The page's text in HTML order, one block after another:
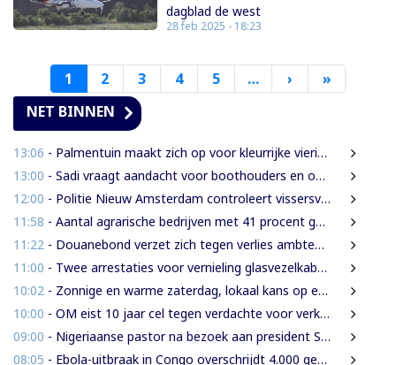
dagblad de west
28 feb 2025 - 18:23
1 2 3 4 5 … › Volgende
pagina
»
pagina
NET BINNEN
13:06 - Palmentuin maakt zich op voor kleurrijke viering Dag der Inheemsen
13:00 - Sadi vraagt aandacht voor boothouders en overbelasting Wijdenboschbrug
12:00 - Politie Nieuw Amsterdam controleert vissersvaartuigen op de rivier
11:58 - Aantal agrarische bedrijven met 41 procent gegroeid
11:22 - Douanebond verzet zich tegen verlies ambtenarenstatus bij wijziging Wet Belastingdienst
11:00 - Twee arrestaties voor vernieling glasvezelkabels Telesur; maskers en kabelknipper gevonden
10:02 - Zonnige en warme zaterdag, lokaal kans op een bui
10:00 - OM eist 10 jaar cel tegen verdachte voor verkrachting, vrijheidsberoving en mishandeling
09:00 - Nigeriaanse pastor na bezoek aan president Simons: ‘Toename van rijkdom in Suriname’
08:05 - Ebola-uitbraak in Congo overschrijdt 4.000 gevallen